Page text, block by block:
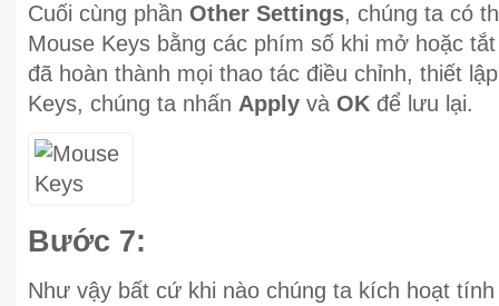
Cuối cùng phần Other Settings, chúng ta có
Mouse Keys bằng các phím số khi mở hoặc
đã hoàn thành mọi thao tác điều chỉnh, thiết
Keys, chúng ta nhấn Apply và OK để lưu lại.
Bước 7:
Như vậy bất cứ khi nào chúng ta kích hoạt